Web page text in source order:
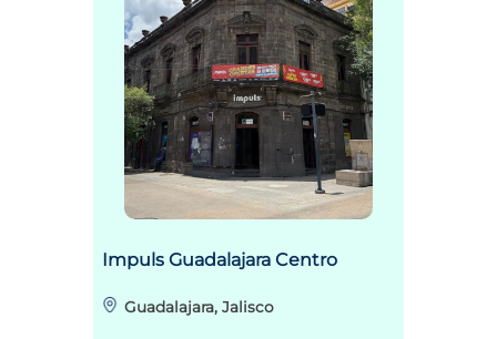
Impuls Guadalajara Centro
Guadalajara, Jalisco